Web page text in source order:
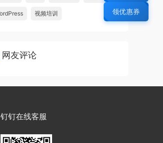
视频培训
网友评论
钉钉在线客服
领优惠券